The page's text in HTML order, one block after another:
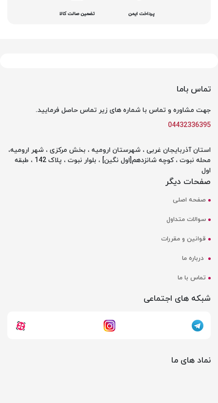
پرداخت ایمن تضمین صالت کالا
تماس باما
جهت مشاوره و تماس با شماره های زیر تماس حاصل فرمایید.
04432336395
استان آذربایجان غربی ، شهرستان ارومیه ، بخش مرکزی ، شهر ارومیه،
محله نبوت ، کوچه شانزدهم[اول نگین] ، بلوار نبوت ، پلاک 142 ، طبقه
اول
صفحات دیگر
صفحه اصلی
سوالات متداول
قوانین و مقررات
درباره ما
تماس با ما
شبکه های اجتماعی
نماد های ما